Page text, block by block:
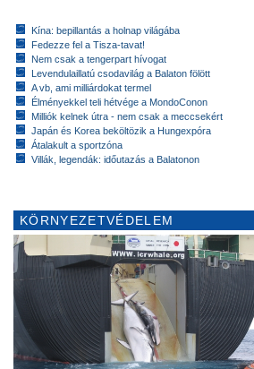
Kína: bepillantás a holnap világába
Fedezze fel a Tisza-tavat!
Nem csak a tengerpart hívogat
Levendulaillatú csodavilág a Balaton fölött
A vb, ami milliárdokat termel
Élményekkel teli hétvége a MondoConon
Milliók kelnek útra - nem csak a meccsekért
Japán és Korea beköltözik a Hungexpóra
Átalakult a sportzóna
Villák, legendák: időutazás a Balatonon
KÖRNYEZETVÉDELEM